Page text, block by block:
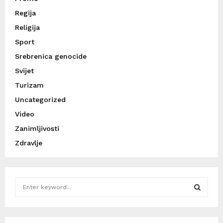
Regija
Religija
Sport
Srebrenica genocide
Svijet
Turizam
Uncategorized
Video
Zanimljivosti
Zdravlje